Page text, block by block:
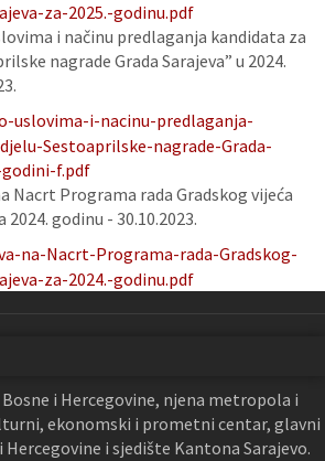
za-2025.-godinu.pdf
i načinu predlaganja kandidata za
nagrade Grada Sarajeva” u 2024.
uslovima-i-nacinu-predlaganja-
Sestoaprilske-nagrade-Grada-
godini-f.pdf
Nacrt Programa rada Gradskog vijeća
2024. godinu - 30.10.2023.
na-Nacrt-Programa-rada-Gradskog-
za-2024.-godinu.pdf
i Hercegovine, njena metropola i
ekonomski i prometni centar, glavni
Hercegovine i sjedište Kantona Sarajevo.